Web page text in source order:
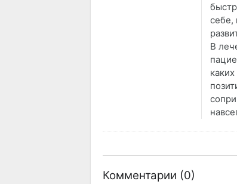
себе,
В
Комментарии (0)